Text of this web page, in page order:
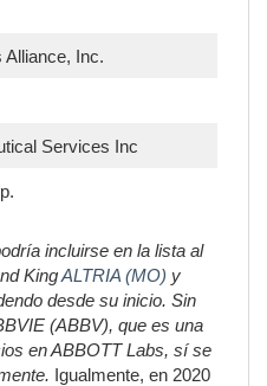
Alliance, Inc.
Services Inc
incluirse en la lista al
KingALTRIA (MO) y
desde su inicio. Sin
(ABBV), que es una
en ABBOTT Labs, sí se
Igualmente, en 2020